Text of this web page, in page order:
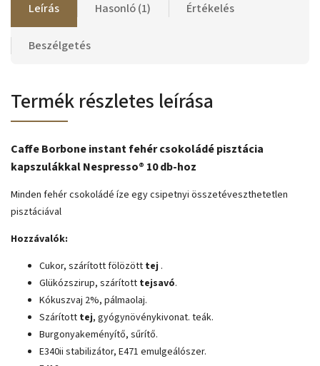
Leírás Hasonló (1) Értékelés
Beszélgetés
Termék részletes leírása
Caffe Borbone instant fehér csokoládé pisztácia
kapszulákkal Nespresso® 10 db-hoz
Minden fehér csokoládé íze egy csipetnyi összetéveszthetetlen
pisztáciával
Hozzávalók:
Cukor, szárított fölözött tej .
Glükózszirup, szárított tejsavó.
Kókuszvaj 2%, pálmaolaj.
Szárított tej, gyógynövénykivonat. teák.
Burgonyakeményítő, sűrítő.
E340ii stabilizátor, E471 emulgeálószer.